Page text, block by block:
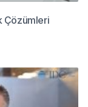
Çözümleri